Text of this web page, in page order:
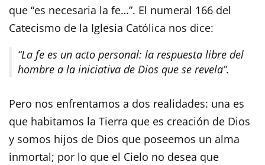
que “es necesaria la fe…”. El numeral 166 del
Catecismo de la Iglesia Católica nos dice:
“La fe es un acto personal: la respuesta libre del
hombre a la iniciativa de Dios que se revela”.
Pero nos enfrentamos a dos realidades: una es
que habitamos la Tierra que es creación de Dios
y somos hijos de Dios que poseemos un alma
inmortal; por lo que el Cielo no desea que